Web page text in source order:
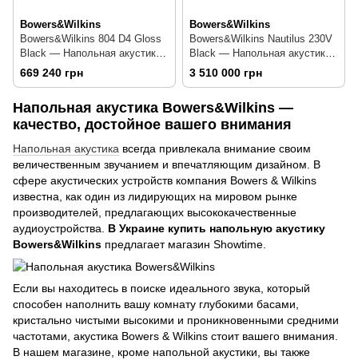
Bowers&Wilkins
Bowers&Wilkins 804 D4 Gloss
Black — Напольная акустика
50-200 Вт
669 240 грн
Bowers&Wilkins
Bowers&Wilkins Nautilus 230V
Black — Напольная акустика
500 Вт
3 510 000 грн
Напольная акустика Bowers&Wilkins —
качество, достойное вашего внимания
Напольная акустика всегда привлекала внимание своим
величественным звучанием и впечатляющим дизайном. В
сфере акустических устройств компания Bowers & Wilkins
известна, как один из лидирующих на мировом рынке
производителей, предлагающих высококачественные
аудиоустройства. В Украине купить напольную акустику
Bowers&Wilkins предлагает магазин Showtime.
Если вы находитесь в поиске идеального звука, который
способен наполнить вашу комнату глубокими басами,
кристально чистыми высокими и проникновенными средними
частотами, акустика Bowers & Wilkins стоит вашего внимания.
В нашем магазине, кроме напольной акустики, вы также